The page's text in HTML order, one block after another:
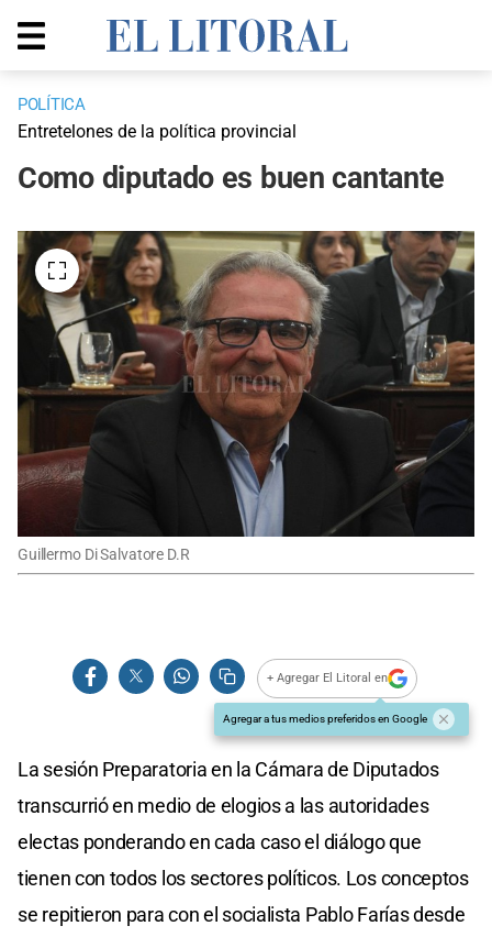
POLÍTICA
Entretelones de la política provincial
Como diputado es buen cantante
Guillermo Di Salvatore D.R
+ Agregar El Litoral en
Agregar a tus medios preferidos en Google
La sesión Preparatoria en la Cámara de Diputados
transcurrió en medio de elogios a las autoridades
electas ponderando en cada caso el diálogo que
tienen con todos los sectores políticos. Los conceptos
se repitieron para con el socialista Pablo Farías desde